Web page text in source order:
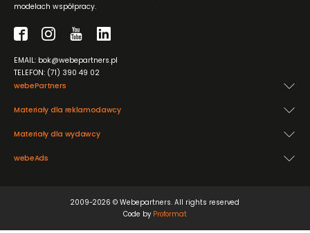
webePartners
Materiały dla reklamodawcy
Materiały dla wydawcy
webeAds
modelach współpracy.
EMAIL: bok@webepartners.pl
TELEFON: (71) 390 49 02
2009-2026 © Webepartners. All rights reserved
Code by Proformat